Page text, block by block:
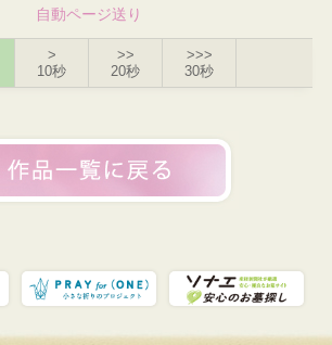
自動ページ送り
>
10秒
>>
20秒
>>>
30秒